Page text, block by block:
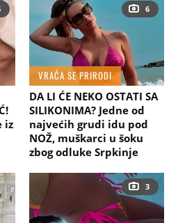
iz
6
VRAĆA SE PRIRODI
DA LI ĆE NEKO OSTATI SA
SILIKONIMA? Jedne od
najvećih grudi idu pod
NOŽ, muškarci u šoku
zbog odluke Srpkinje
3